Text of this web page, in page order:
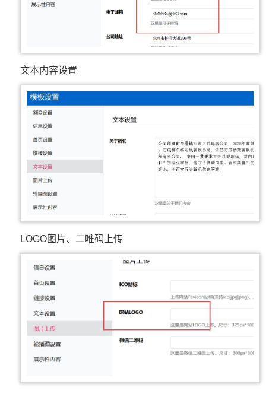
文本内容设置
LOGO图片、二唯码上传